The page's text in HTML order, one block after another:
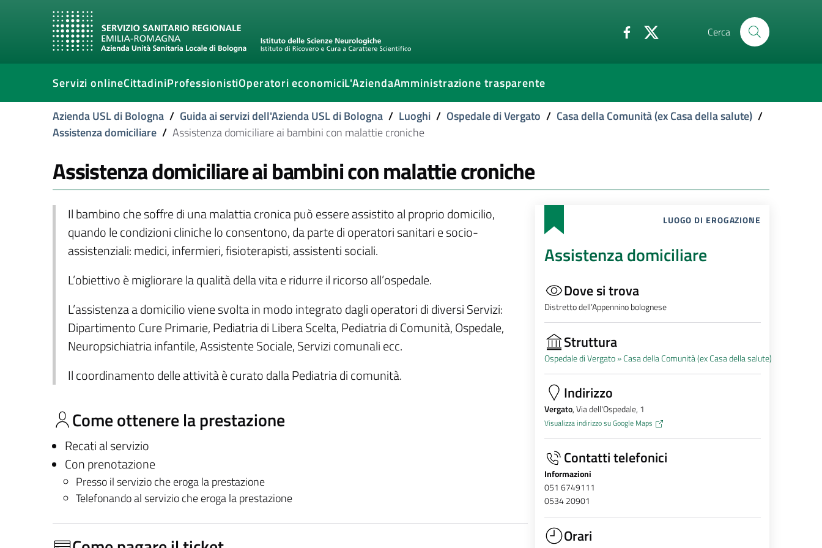
Cerca
Servizi onlineCittadiniProfessionistiOperatori economiciL'AziendaAmministrazione trasparente
Azienda USL di Bologna / Guida ai servizi dell'Azienda USL di Bologna / Luoghi / Ospedale di Vergato / Casa della Comunità (ex Casa della salute) /
Assistenza domiciliare / Assistenza domiciliare ai bambini con malattie croniche
Assistenza domiciliare ai bambini con malattie croniche
Il bambino che soffre di una malattia cronica può essere assistito al proprio domicilio,
quando le condizioni cliniche lo consentono, da parte di operatori sanitari e socio-
assistenziali: medici, infermieri, fisioterapisti, assistenti sociali.
L’obiettivo è migliorare la qualità della vita e ridurre il ricorso all’ospedale.
L’assistenza a domicilio viene svolta in modo integrato dagli operatori di diversi Servizi:
Dipartimento Cure Primarie, Pediatria di Libera Scelta, Pediatria di Comunità, Ospedale,
Neuropsichiatria infantile, Assistente Sociale, Servizi comunali ecc.
Il coordinamento delle attività è curato dalla Pediatria di comunità.
Come ottenere la prestazione
Recati al servizio
Con prenotazione
Presso il servizio che eroga la prestazione
Telefonando al servizio che eroga la prestazione
LUOGO DI EROGAZIONE
Assistenza domiciliare
Dove si trova
Distretto dell’Appennino bolognese
Struttura
Ospedale di Vergato »Casa della Comunità (ex Casa della salute)
Indirizzo
Vergato, Via dell'Ospedale, 1
Visualizza indirizzo su Google Maps
Contatti telefonici
Informazioni
051 6749111
0534 20901
Orari